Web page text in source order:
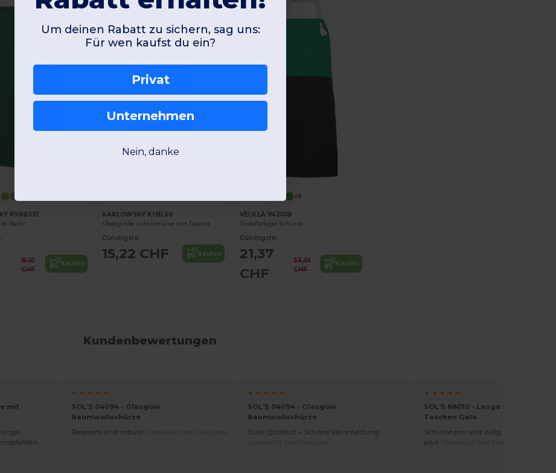
KYBBSS1
Basic
15,10
CHF
Kaufen
KARLOWSKY KYBLS9
Übergroße Latzschürze mit Tasche
Günstigste:
15,22 CHF Kaufen
-35%
+8
VELILLA V4210B
Zweifarbige Schürze
Günstigste:
21,37
CHF
33,01
CHF
Kaufen
Kundenbewertungen
mit
★ ★ ★ ★ ★
SOL'S 04094 - Glasgow
Baumwollschürze
Bequem und robust
★ ★ ★ ★ ★
SOL'S 04094 - Glasgow
Baumwollschürze
Gute Qualität – Schöne Verarbeitung
★ ★ ★ ★ ★
SOL'S 88010 - Lange Schürze mit
Taschen Gala
Schürze pro und billig ... Qualität
plus
Um deinen Rabatt zu sichern, sag uns:
Für wen kaufst du ein?
Privat
Unternehmen
Nein, danke